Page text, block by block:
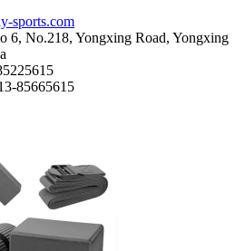
sports.com
6, No.218, Yongxing Road, Yongxing
85665615